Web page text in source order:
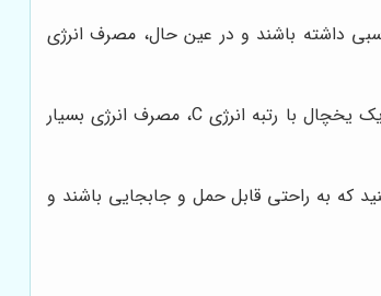
داشته باشند و در عین حال، مصرف انرژی
این امر به صرفه‌جویی در هزینه‌های برق و کاهش اثرات زیست‌محیطی کمک می‌کند. برای مثال، یک یخچال با رتبه انرژی A+++، نسبت به یک یخچال با رتبه انرژی C، مصرف انرژی بسیار
که به راحتی قابل حمل و جابجایی باشند و